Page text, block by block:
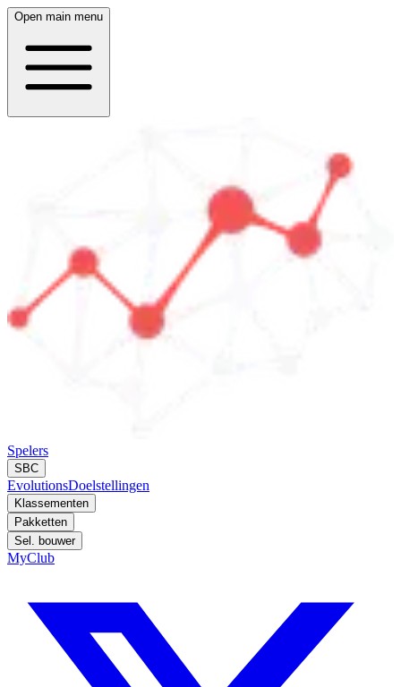
Open main menu
Spelers
SBC
EvolutionsDoelstellingen
Klassementen
Pakketten
Sel. bouwer
MyClub